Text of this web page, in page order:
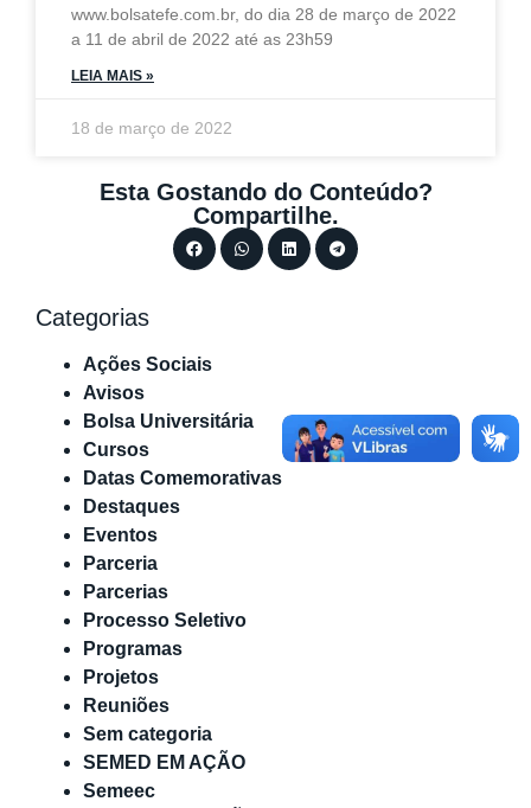
www.bolsatefe.com.br, do dia 28 de março de 2022
a 11 de abril de 2022 até as 23h59
LEIA MAIS »
18 de março de 2022
Esta Gostando do Conteúdo?
Compartilhe.
Categorias
Ações Sociais
Avisos
Bolsa Universitária
Cursos
Datas Comemorativas
Destaques
Eventos
Parceria
Parcerias
Processo Seletivo
Programas
Projetos
Reuniões
Sem categoria
SEMED EM AÇÃO
Semeec